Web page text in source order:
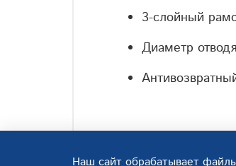
3-слойный
Диаметр
Наш сайт обрабатывает